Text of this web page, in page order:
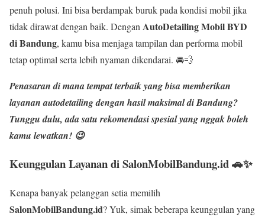
penuh polusi. Ini bisa berdampak buruk pada kondisi mobil jika
tidak dirawat dengan baik. Dengan AutoDetailing Mobil BYD
di Bandung, kamu bisa menjaga tampilan dan performa mobil
tetap optimal serta lebih nyaman dikendarai. 🚘💨
Penasaran di mana tempat terbaik yang bisa memberikan
layananautodetailing dengan hasil maksimaldi Bandung?
Tunggu dulu, ada satu rekomendasi spesial yang nggak boleh
kamu lewatkan! 😉
Keunggulan Layanan di SalonMobilBandung.id 🚗✨
Kenapa banyak pelanggan setia memilih
SalonMobilBandung.id? Yuk, simak beberapa keunggulan yang